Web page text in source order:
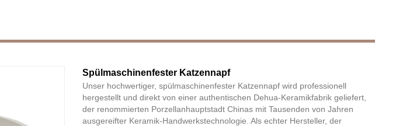
Spülmaschinenfester Katzennapf
Unser hochwertiger, spülmaschinenfester Katzennapf wird professionell
hergestellt und direkt von einer authentischen Dehua-Keramikfabrik geliefert,
der renommierten Porzellanhauptstadt Chinas mit Tausenden von Jahren
ausgereifter Keramik-Handwerkstechnologie. Als echter Hersteller, der